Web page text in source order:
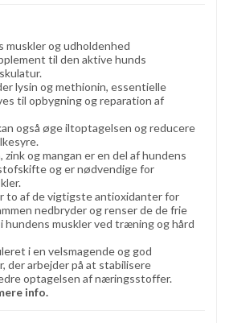
muskler og udholdenhed
til den aktive hunds
lysin og methionin, essentielle
til opbygning og reparation af
også øge iltoptagelsen og reducere
og mangan er en del af hundens
og er nødvendige for
to af de vigtigste antioxidanter for
nedbryder og renser de de frie
hundens muskler ved træning og hård
i en velsmagende og god
arbejder på at stabilisere
optagelsen af ​​næringsstoffer.
info.